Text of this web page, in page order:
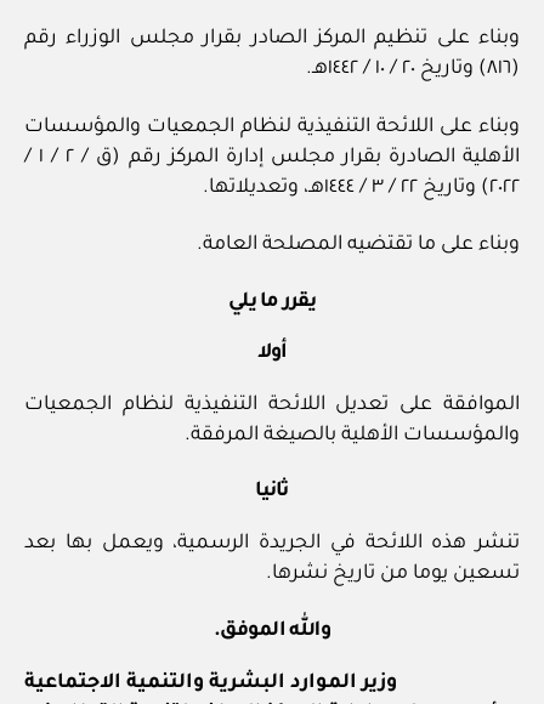
وبناء على تنظيم المركز الصادر بقرار مجلس الوزراء رقم
(٨١٦) وتاريخ ٢٠ / ١٠ / ١٤٤٢هـ.
وبناء على اللائحة التنفيذية لنظام الجمعيات والمؤسسات
الأهلية الصادرة بقرار مجلس إدارة المركز رقم (ق / ٢ / ١ /
٢٠٢٢) وتاريخ ٢٢ / ٣ / ١٤٤٤هـ، وتعديلاتها.
وبناء على ما تقتضيه المصلحة العامة.
يقرر ما يلي
أولا
الموافقة على تعديل اللائحة التنفيذية لنظام الجمعيات
والمؤسسات الأهلية بالصيغة المرفقة.
ثانيا
تنشر هذه اللائحة في الجريدة الرسمية، ويعمل بها بعد
تسعين يوما من تاريخ نشرها.
والله الموفق.
وزير الموارد البشرية والتنمية الاجتماعية